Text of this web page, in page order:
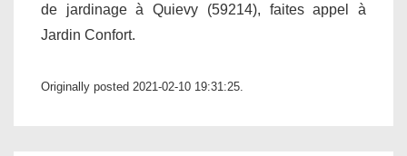
de jardinage à Quievy (59214), faites appel à
Jardin Confort.
Originally posted 2021-02-10 19:31:25.